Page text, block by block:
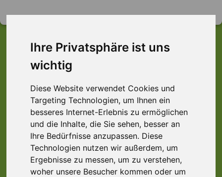
Ihre Privatsphäre ist uns
wichtig
Diese Website verwendet Cookies und
Targeting Technologien, um Ihnen ein
besseres Internet-Erlebnis zu ermöglichen
und die Inhalte, die Sie sehen, besser an
Ihre Bedürfnisse anzupassen. Diese
Technologien nutzen wir außerdem, um
Ergebnisse zu messen, um zu verstehen,
woher unsere Besucher kommen oder um
Dieser Job ist leider
nicht mehr verfügbar ...
... aber vielleicht ist hier etwas dabei:
Disponent (m/w/d), Kitzingen
97318 Kitzingen